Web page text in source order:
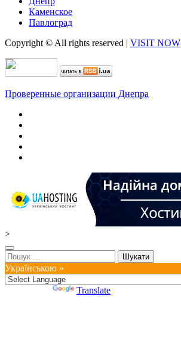
Каменское
Павлоград
Copyright © All rights reserved | VISIT NOW
Проверенные организации Днепра
>
Пошук:
Українською »
Translate